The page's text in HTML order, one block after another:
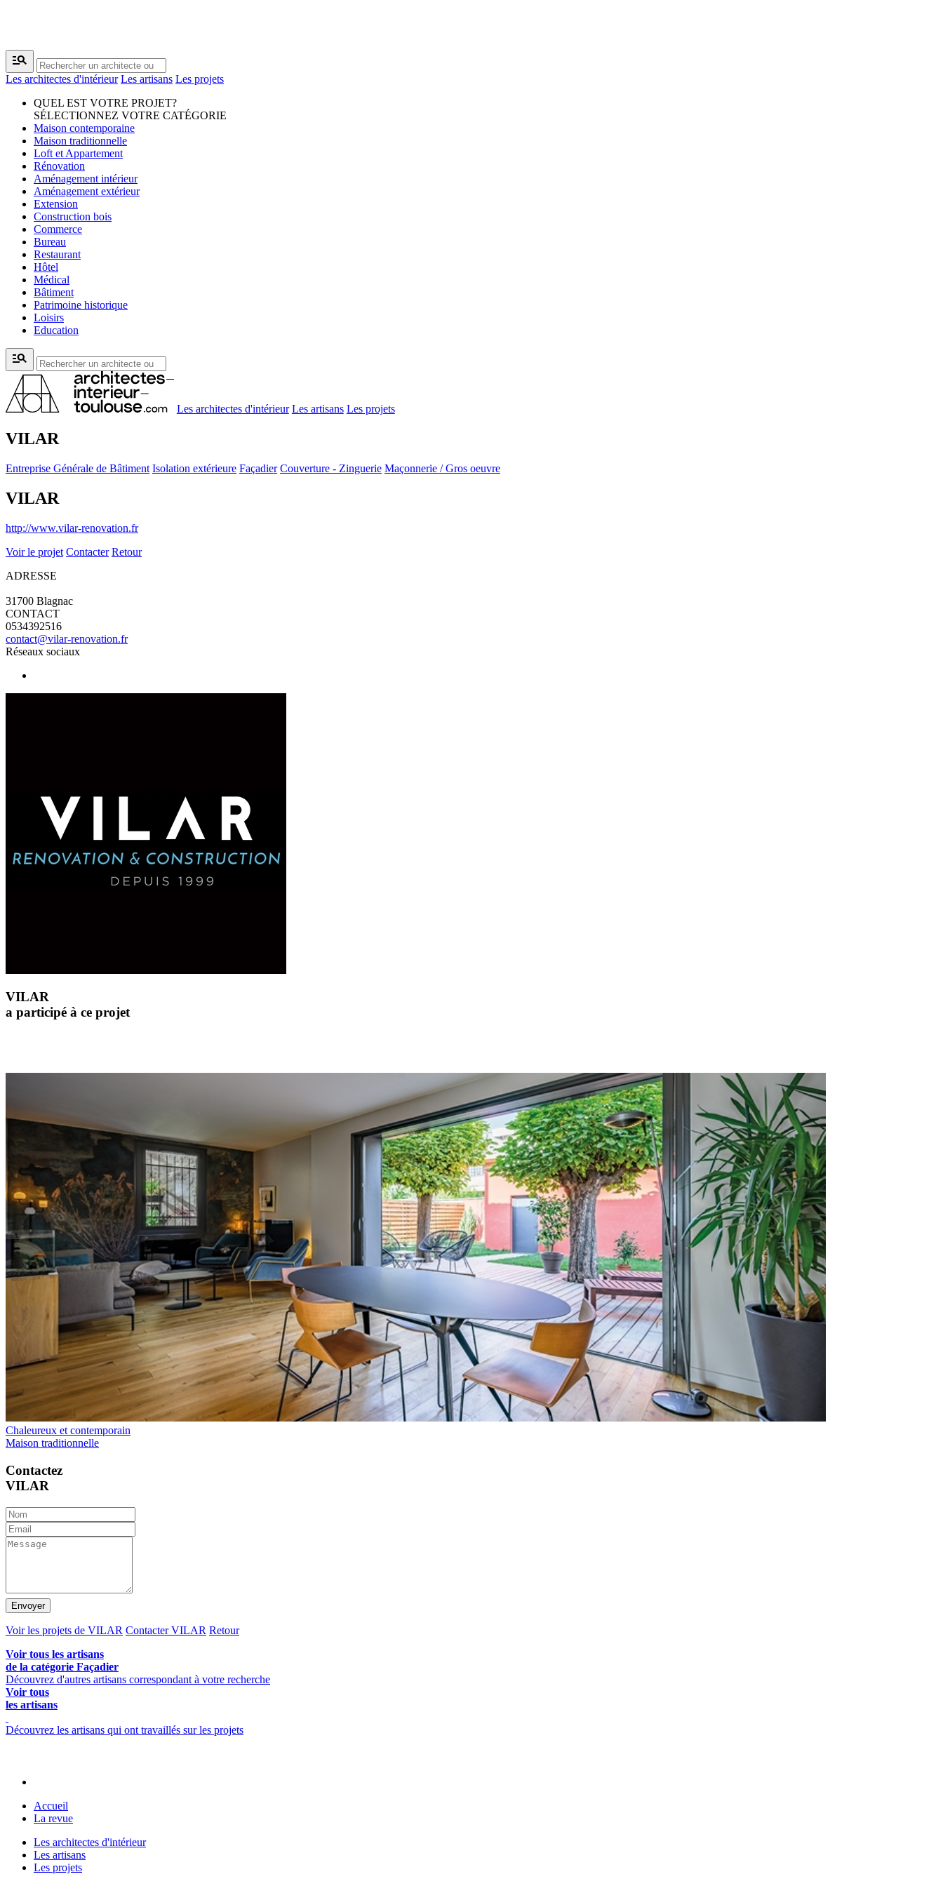
manage_search
Les architectes d'intérieur Les artisans Les projets
QUEL EST VOTRE PROJET?
SÉLECTIONNEZ VOTRE CATÉGORIE
Maison contemporaine
Maison traditionnelle
Loft et Appartement
Rénovation
Aménagement intérieur
Aménagement extérieur
Extension
Construction bois
Commerce
Bureau
Restaurant
Hôtel
Médical
Bâtiment
Patrimoine historique
Loisirs
Education
manage_search
Les architectes d'intérieur Les artisans Les projets
VILAR
Entreprise Générale de Bâtiment Isolation extérieure Façadier Couverture - Zinguerie Maçonnerie / Gros oeuvre
VILAR
http://www.vilar-renovation.fr
Voir le projet Contacter Retour
ADRESSE
31700 Blagnac
CONTACT
0534392516
contact@vilar-renovation.fr
Réseaux sociaux
VILAR
a participé à ce projet
Chaleureux et contemporain
Maison traditionnelle
Contactez
VILAR
Envoyer
Voir les projets de VILAR Contacter VILAR Retour
Voir tous les artisans
de la catégorie Façadier
Découvrez d'autres artisans correspondant à votre recherche
Voir tous
les artisans
Découvrez les artisans qui ont travaillés sur les projets
Accueil
La revue
Les architectes d'intérieur
Les artisans
Les projets